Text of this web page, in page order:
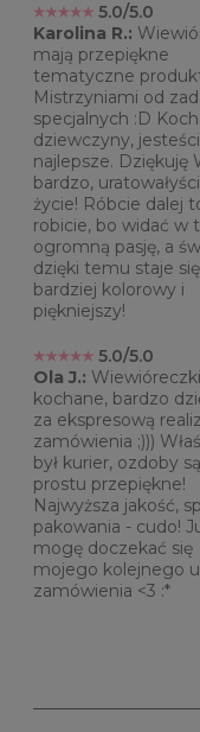
5.0/5.0
Karolina R.:
mają przepiękne
tematyczne
Mistrzyniami od
specjalnych :D
dziewczyny,
najlepsze. Dziękuję
bardzo,
życie! Róbcie dalej
robicie, bo widać w
ogromną pasję, a
dzięki temu staje się
bardziej kolorowy i
piękniejszy!
5.0/5.0
Ola J.: Wiewióreczki
kochane, bardzo
za ekspresową
zamówienia ;)))
był kurier, ozdoby
prostu przepiękne!
Najwyższa jakość,
pakowania - cudo!
mogę doczekać się
mojego kolejnego
zamówienia <3 :*